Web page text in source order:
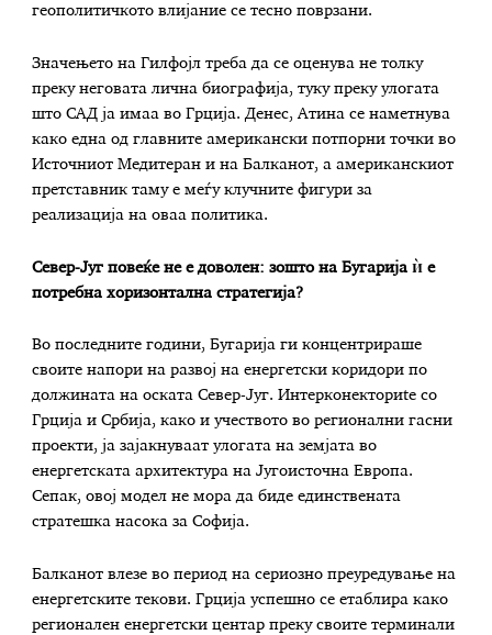
геополитичкото влијание се тесно поврзани.
Значењето на Гилфојл треба да се оценува не толку
преку неговата лична биографија, туку преку улогата
што САД ја имаа во Грција. Денес, Атина се наметнува
како една од главните американски потпорни точки во
Источниот Медитеран и на Балканот, а американскиот
претставник таму е меѓу клучните фигури за
реализација на оваа политика.
Север-Југ повеќе не е доволен: зошто на Бугарија ѝ е
потребна хоризонтална стратегија?
Во последните години, Бугарија ги концентрираше
своите напори на развој на енергетски коридори по
должината на оската Север-Југ. Интерконекториte со
Грција и Србија, како и учеството во регионални гасни
проекти, ја зајакнуваат улогата на земјата во
енергетската архитектура на Југоисточна Европа.
Сепак, овој модел не мора да биде единствената
стратешка насока за Софија.
Балканот влезе во период на сериозно преуредување на
енергетските текови. Грција успешно се етаблира како
регионален енергетски центар преку своите терминали